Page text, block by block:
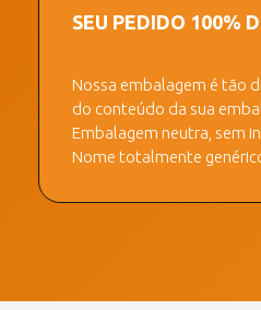
SEU PEDIDO 100%
Nossa embalagem é tão
do conteúdo da sua
Embalagem neutra, sem
Nome totalmente